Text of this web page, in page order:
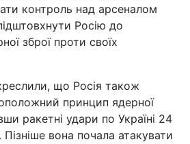
контроль над арсеналом
Росію до
зброї проти своїх
що Росія також
принцип ядерної
ракетні удари по Україні 24
вона почала атакувати